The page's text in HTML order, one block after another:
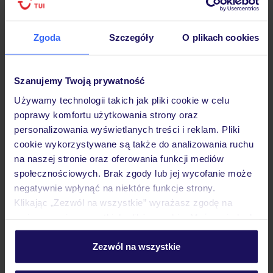
Zgoda Szczegóły O plikach cookies
Szanujemy Twoją prywatność
Używamy technologii takich jak pliki cookie w celu
poprawy komfortu użytkowania strony oraz
personalizowania wyświetlanych treści i reklam. Pliki
cookie wykorzystywane są także do analizowania ruchu
na naszej stronie oraz oferowania funkcji mediów
społecznościowych. Brak zgody lub jej wycofanie może
negatywnie wpłynąć na niektóre funkcje strony.
Klikając „Zezwól na wszystkie” wyrażasz zgodę na
personalizować swój wybór wchodząc w zakładkę
Szczegółowe informacje o plikach cookie znajdziesz
Zezwól na wszystkie
Hotel
Opinie
Pokoje
Wyżywienie
Atrakcje